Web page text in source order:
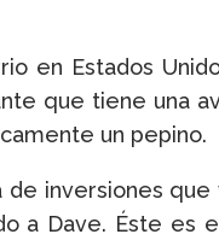
en Estados
que tiene una
un pepino.
inversiones
a Dave. Éste es